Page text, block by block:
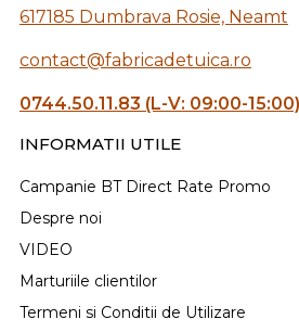
617185 Dumbrava Rosie, Neamt
contact@fabricadetuica.ro
0744.50.11.83 (L-V: 09:00-15:00)
INFORMATII UTILE
Campanie BT Direct Rate Promo
Despre noi
VIDEO
Marturiile clientilor
Termeni si Conditii de Utilizare